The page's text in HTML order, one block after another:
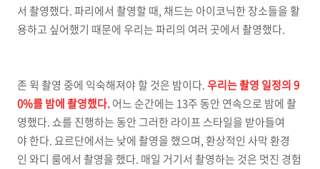
서 촬영했다. 파리에서 촬영할 때, 채드는 아이코닉한 장소들을 활
용하고 싶어했기 때문에 우리는 파리의 여러 곳에서 촬영했다.
존 윅 촬영 중에 익숙해져야 할 것은 밤이다.우리는 촬영 일정의 9
0%를 밤에 촬영했다.어느 순간에는 13주 동안 연속으로 밤에 촬
영했다. 쇼를 진행하는 동안 그러한 라이프 스타일을 받아들여
야 한다. 요르단에서는 낮에 촬영을 했으며, 환상적인 사막 환경
인 와디 룸에서 촬영을 했다. 매일 거기서 촬영하는 것은 멋진 경험